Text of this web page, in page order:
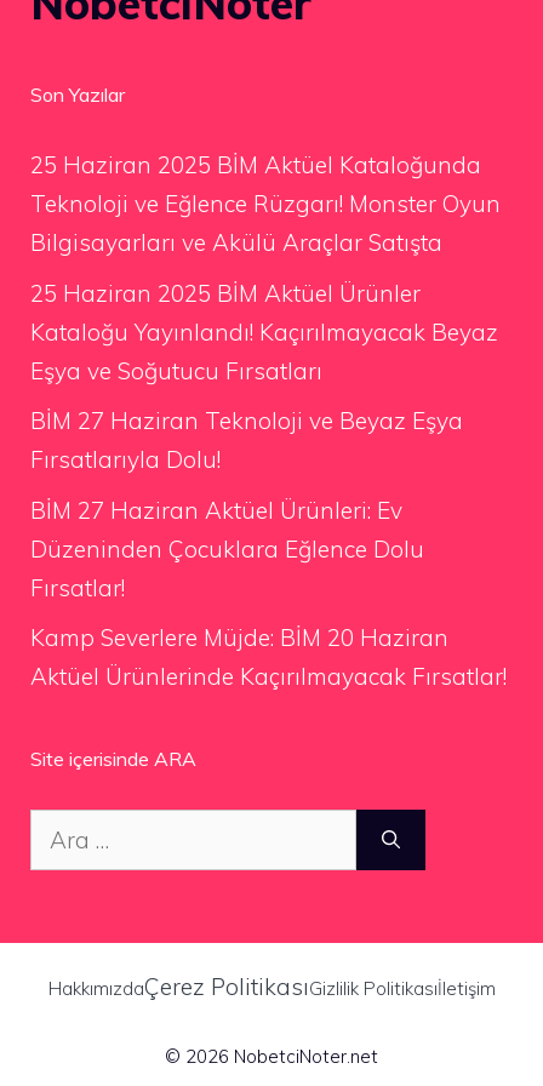
Son Yazılar
25 Haziran 2025 BİM Aktüel Kataloğunda
Teknoloji ve Eğlence Rüzgarı! Monster Oyun
Bilgisayarları ve Akülü Araçlar Satışta
25 Haziran 2025 BİM Aktüel Ürünler
Kataloğu Yayınlandı! Kaçırılmayacak Beyaz
Eşya ve Soğutucu Fırsatları
BİM 27 Haziran Teknoloji ve Beyaz Eşya
Fırsatlarıyla Dolu!
BİM 27 Haziran Aktüel Ürünleri: Ev
Düzeninden Çocuklara Eğlence Dolu
Fırsatlar!
Kamp Severlere Müjde: BİM 20 Haziran
Aktüel Ürünlerinde Kaçırılmayacak Fırsatlar!
Site içerisinde ARA
için
ara
© 2026 NobetciNoter.net
HakkımızdaÇerez PolitikasıGizlilik Politikasıİletişim